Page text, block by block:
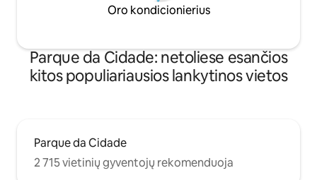
Oro kondicionierius
Parque da Cidade: netoliese esančios
kitos populiariausios lankytinos vietos
Parque da Cidade
2 715 vietinių gyventojų rekomenduoja